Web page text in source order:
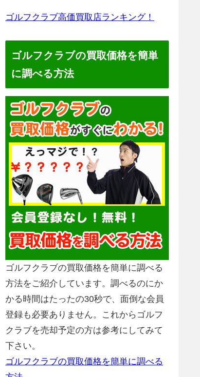
ゴルフクラブ高価買取店ランキング！
ゴルフクラブの買取価格を簡単
に調べる方法
ゴルフクラブの買取価格を簡単に調べる
方法をご紹介しています。調べるのにか
かる時間はたったの30秒で、面倒な会員
登録も必要ありません。これからゴルフ
クラブを売却予定の方は参考にしてみて
下さい。
ゴルフクラブの買取価格を簡単に調べる